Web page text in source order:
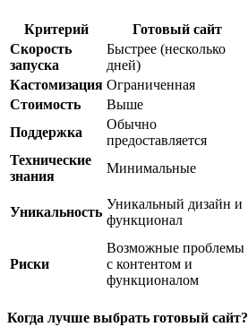
Критерий Готовый сайт
Скорость
запуска
Быстрее (несколько
дней)
Кастомизация Ограниченная
Стоимость
Выше
Поддержка
Обычно
предоставляется
Технические
знания
Минимальные
Уникальность
Уникальный дизайн и
функционал
Риски
Возможные проблемы
с контентом и
функционалом
Когда лучше выбрать готовый сайт?